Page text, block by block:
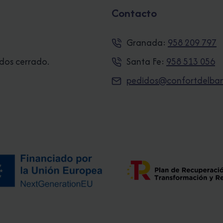
cerrado.
Contacto
Granada: 958 209 797
Santa Fe: 958 513 056